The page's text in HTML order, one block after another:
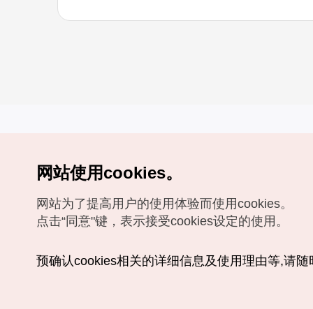
如有相关疑问或建议，欢迎来信。VISITKOREA官方邮箱
chnsim@knto.or.kr
网站使用cookies。
网站为了提高用户的使用体验而使用cookies。
点击“同意"键，表示接受cookies设定的使用。
预确认cookies相关的详细信息及使用理由等,请